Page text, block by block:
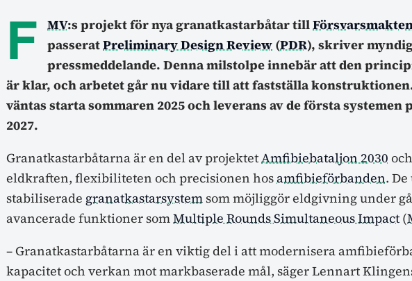
F MV:s projekt för nya granatkastarbåtar till
passeratPreliminary Design Review (PDR), skriver
pressmeddelande. Denna milstolpe innebär att den
är klar, och arbetet går nu vidare till att fastställa
väntas starta sommaren 2025 och leverans av de första systemen
2027.
Granatkastarbåtarna är en del av projektetAmfibiebataljon 2030
eldkraften, flexibiliteten och precisionen hos amfibieförbanden.
stabiliserade granatkastarsystem som möjliggör eldgivning under
avancerade funktioner somMultiple Rounds Simultaneous Impact (
– Granatkastarbåtarna är en viktig del i att modernisera
kapacitet och verkan mot markbaserade mål, säger Lennart